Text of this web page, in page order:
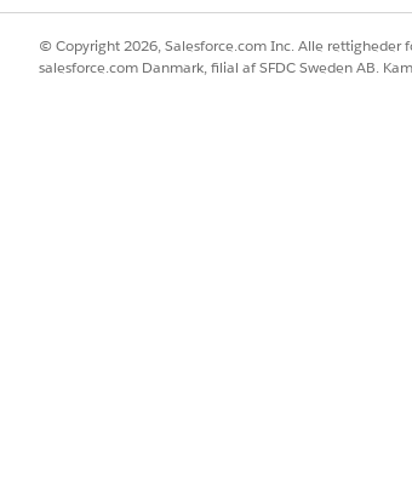
.
© Copyright 2026, Salesforce.com Inc. Alle rettigheder
salesforce.com Danmark, filial af SFDC Sweden AB.